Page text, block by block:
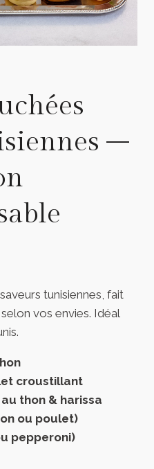
–
tunisiennes, fait
vos envies. Idéal
croustillant
thon & harissa
ou poulet)
pepperoni)